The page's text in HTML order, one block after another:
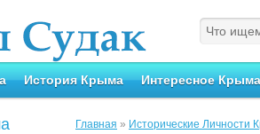
История Крыма Интересное Крыма
Главная » Исторические Личности